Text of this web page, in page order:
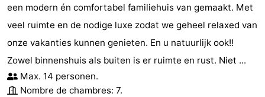
de
jeux
Aires
de
jeux
intérieures
-
Bowling
Centres
de
bien-
Villages
&
Nature
een modern én comfortabel familiehuis van gemaakt. Met
veel ruimte en de nodige luxe zodat we geheel relaxed van
onze vakanties kunnen genieten. En u natuurlijk ook!!
Zowel binnenshuis als buiten is er ruimte en rust. Niet ...
Max. 14 personen.
Nombre de chambres: 7.